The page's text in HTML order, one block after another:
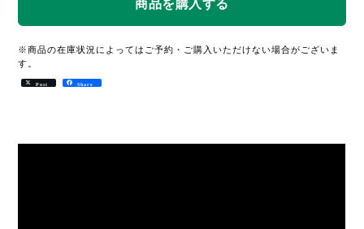
※商品の在庫状況によってはご予約・ご購入いただけない場合がございま
す。
Post Share